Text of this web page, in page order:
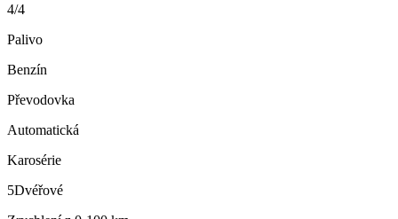
4/4
Palivo
Benzín
Převodovka
Automatická
Karosérie
5Dvéřové